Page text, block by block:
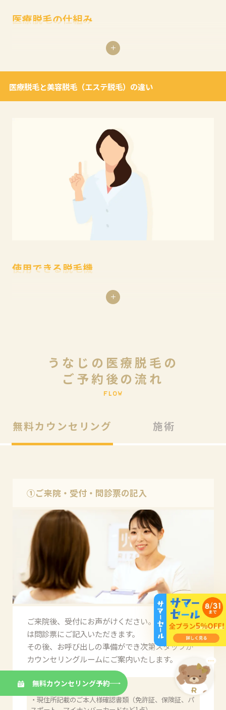
医療脱毛の仕組み
医療脱毛とは、クリニック・スタッフ・脱毛機のすべてに
わせて複数回照射し、毛を生やす機能を持つ細胞を破壊す
ることで永久脱毛を実現する手段です。
肌に刺激を与えるため少なからず痛みや肌トラブルのリス
クを伴いますが、医療脱毛の場合は医師が駐在しているた
め万が一の際も迅速に診察や処置を行うことが可能です。
医療脱毛と美容脱毛（エステ脱毛）の違い
使用できる脱毛機
医療脱毛は特別な認可が必要な医療機器を使用し高い効果
ない脱毛機を使用するサロンも存在するため効果を得られ
ず回数が増え、最終的に費用が高額になる場合がありま
痛みへの対応
て対応する必要があるためその分効果も低下する場合があ
肌トラブルへの対応
施術後の赤みや毛嚢炎（毛包炎）、増毛化・硬毛化や火傷
など、脱毛行為にはリスクを伴います。万が一の肌トラブ
ルの際も医療脱毛の場合は医師が駐在しているため、迅速
な対応が可能です。エステ脱毛では店舗内で対応できず別
途クリニックへ受診が必要になります。迅速に正しい処置
を行えない場合、傷跡や色素沈着などの恐れもあるため注
意が必要です。
医療脱毛
美容脱毛
う な じ の 医療 脱 毛 の
ご 予約 後の流 れ
F L OW
無料カウンセリング 施術
①ご来院・受付・問診票の記入
ご来院後、受付にお声がけください。初回受付時
は問診票にご記入いただきます。
その後、お呼び出しの準備ができ次第スタッフが
カウンセリングルームにご案内いたします。
【必要なもの】
・現住所記載のご本人様確認書類（免許証、保険証、パ
無料カウンセリング予約